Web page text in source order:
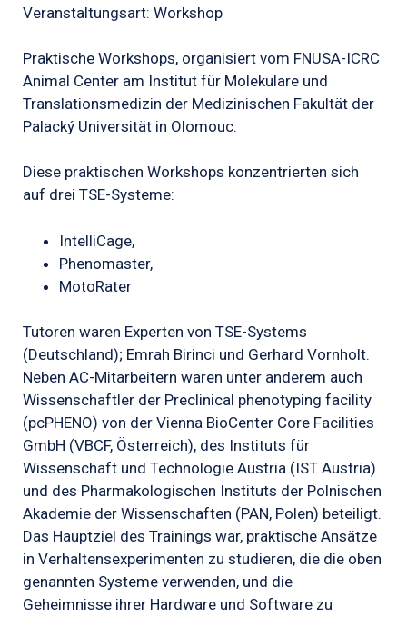
Veranstaltungsart: Workshop
Praktische Workshops, organisiert vom FNUSA-ICRC
Animal Center am Institut für Molekulare und
Translationsmedizin der Medizinischen Fakultät der
Palacký Universität in Olomouc.
Diese praktischen Workshops konzentrierten sich
auf drei TSE-Systeme:
IntelliCage,
Phenomaster,
MotoRater
Tutoren waren Experten von TSE-Systems
(Deutschland); Emrah Birinci und Gerhard Vornholt.
Neben AC-Mitarbeitern waren unter anderem auch
Wissenschaftler der Preclinical phenotyping facility
(pcPHENO) von der Vienna BioCenter Core Facilities
GmbH (VBCF, Österreich), des Instituts für
Wissenschaft und Technologie Austria (IST Austria)
und des Pharmakologischen Instituts der Polnischen
Akademie der Wissenschaften (PAN, Polen) beteiligt.
Das Hauptziel des Trainings war, praktische Ansätze
in Verhaltensexperimenten zu studieren, die die oben
genannten Systeme verwenden, und die
Geheimnisse ihrer Hardware und Software zu